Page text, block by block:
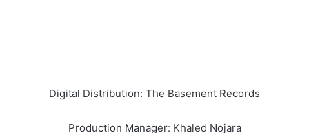
Digital Distribution: The Basement Records
Production Manager: Khaled Nojara